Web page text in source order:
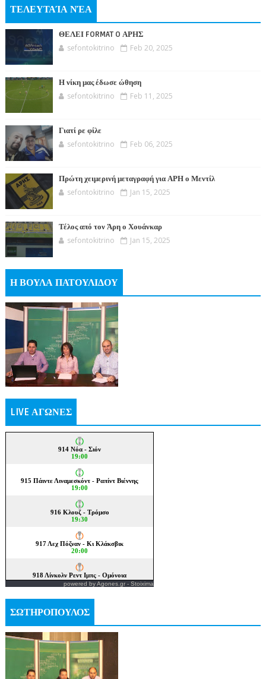
ΤΕΛΕΥΤΑΊΑ ΝΈΑ
ΘΕΛΕΙ FORMAT O ΑΡΗΣ
sefontokitrino Feb 20, 2025
Η νίκη μας έδωσε ώθηση
sefontokitrino Feb 11, 2025
Γιατί ρε φίλε
sefontokitrino Feb 06, 2025
Πρώτη χειμερινή μεταγραφή για ΑΡΗ ο Μεντίλ
sefontokitrino Jan 15, 2025
Τέλος από τον Άρη ο Χουάνκαρ
sefontokitrino Jan 15, 2025
Η ΒΟΥΛΑ ΠΑΤΟΥΛΙΔΟΥ
LIVE ΑΓΩΝΕΣ
powered byAgones.gr- Stoixima
ΣΩΤΗΡΟΠΟΥΛΟΣ